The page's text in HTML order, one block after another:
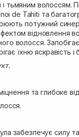
тьмяним волоссям.
de Tahiti та
потужний
відновлення
волосся.
їхню яскравість і
та глибоке
забезпечує силу